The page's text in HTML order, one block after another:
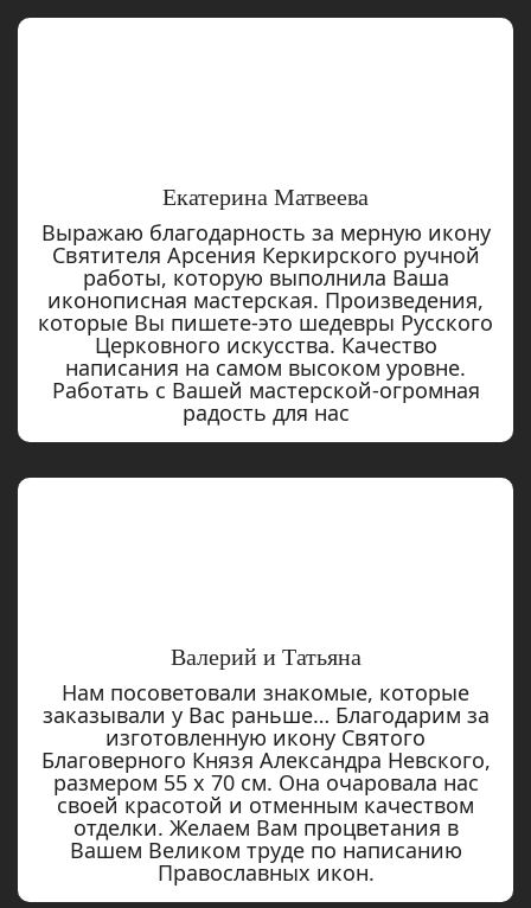
Екатерина Матвеева
Выражаю благодарность за мерную икону
Святителя Арсения Керкирского ручной
работы, которую выполнила Ваша
иконописная мастерская. Произведения,
которые Вы пишете-это шедевры Русского
Церковного искусства. Качество
написания на самом высоком уровне.
Работать с Вашей мастерской-огромная
радость для нас
Валерий и Татьяна
Нам посоветовали знакомые, которые
заказывали у Вас раньше… Благодарим за
изготовленную икону Святого
Благоверного Князя Александра Невского,
размером 55 х 70 см. Она очаровала нас
своей красотой и отменным качеством
отделки. Желаем Вам процветания в
Вашем Великом труде по написанию
Православных икон.